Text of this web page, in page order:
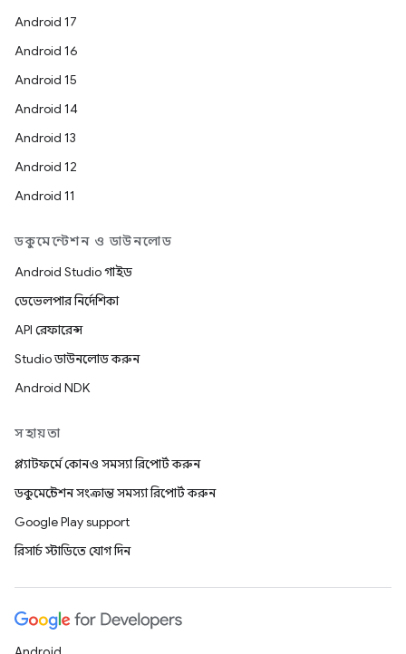
Android 17
Android 16
Android 15
Android 14
Android 13
Android 12
Android 11
ডকুমেন্টেশন ও ডাউনলোড
Android Studio গাইড
ডেভেলপার নির্দেশিকা
API রেফারেন্স
Studio ডাউনলোড করুন
Android NDK
সহায়তা
প্ল্যাটফর্মে কোনও সমস্যা রিপোর্ট করুন
ডকুমেন্টেশন সংক্রান্ত সমস্যা রিপোর্ট করুন
Google Play support
রিসার্চ স্টাডিতে যোগ দিন